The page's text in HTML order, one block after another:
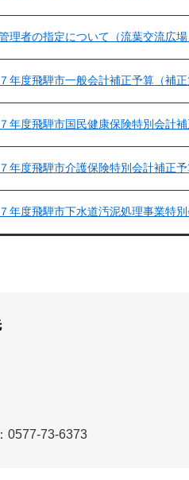
理者の指定について（流葉交流広場
年度飛騨市一般会計補正予算（補正
年度飛騨市国民健康保険特別会計補
年度飛騨市介護保険特別会計補正予
年度飛騨市下水道汚泥処理事業特別
0577-73-6373